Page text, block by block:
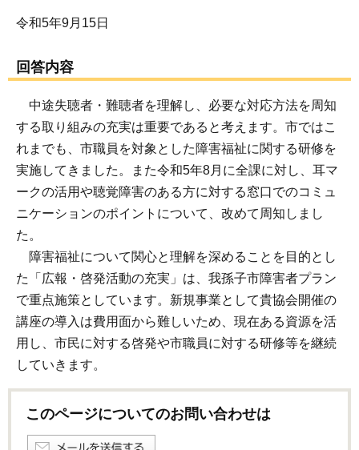
令和5年9月15日
回答内容
中途失聴者・難聴者を理解し、必要な対応方法を周知
する取り組みの充実は重要であると考えます。市ではこ
れまでも、市職員を対象とした障害福祉に関する研修を
実施してきました。また令和5年8月に全課に対し、耳マ
ークの活用や聴覚障害のある方に対する窓口でのコミュ
ニケーションのポイントについて、改めて周知しまし
た。
障害福祉について関心と理解を深めることを目的とし
た「広報・啓発活動の充実」は、我孫子市障害者プラン
で重点施策としています。新規事業として貴協会開催の
講座の導入は費用面から難しいため、現在ある資源を活
用し、市民に対する啓発や市職員に対する研修等を継続
していきます。
このページについてのお問い合わせは